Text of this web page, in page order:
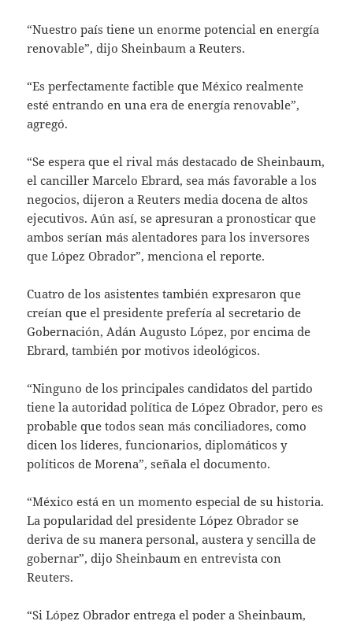
“Nuestro país tiene un enorme potencial en energía
renovable”, dijo Sheinbaum a Reuters.
“Es perfectamente factible que México realmente
esté entrando en una era de energía renovable”,
agregó.
“Se espera que el rival más destacado de Sheinbaum,
el canciller Marcelo Ebrard, sea más favorable a los
negocios, dijeron a Reuters media docena de altos
ejecutivos. Aún así, se apresuran a pronosticar que
ambos serían más alentadores para los inversores
que López Obrador”, menciona el reporte.
Cuatro de los asistentes también expresaron que
creían que el presidente prefería al secretario de
Gobernación, Adán Augusto López, por encima de
Ebrard, también por motivos ideológicos.
“Ninguno de los principales candidatos del partido
tiene la autoridad política de López Obrador, pero es
probable que todos sean más conciliadores, como
dicen los líderes, funcionarios, diplomáticos y
políticos de Morena”, señala el documento.
“México está en un momento especial de su historia.
La popularidad del presidente López Obrador se
deriva de su manera personal, austera y sencilla de
gobernar”, dijo Sheinbaum en entrevista con
Reuters.
“Si López Obrador entrega el poder a Sheinbaum,